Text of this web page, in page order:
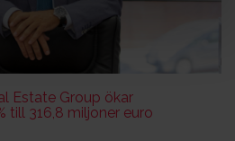
Estate Group ökar
till 316,8 miljoner euro